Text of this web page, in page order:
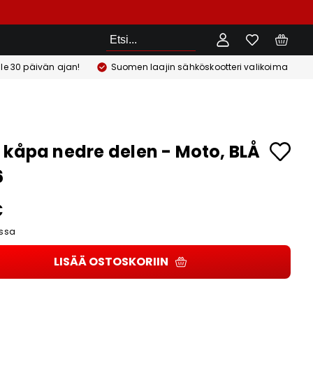
Etsi
30 päivän ajan! Suomen laajin sähköskootteri valikoima
nedre delen - Moto, BLÅ
LISÄÄ OSTOSKORIIN